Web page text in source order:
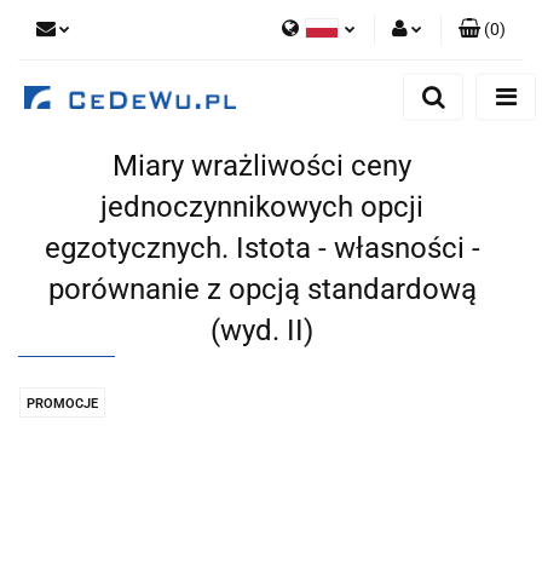
Dodaj zgłoszenie
Zgody cookies
(0)
Miary wrażliwości ceny
jednoczynnikowych opcji
egzotycznych. Istota - własności -
porównanie z opcją standardową
(wyd. II)
PROMOCJE